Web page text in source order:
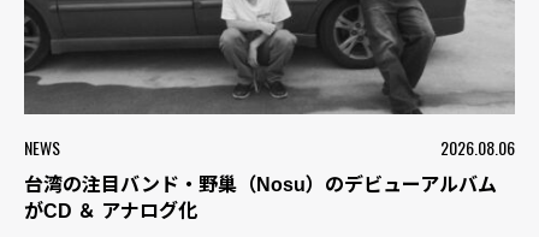
NEWS 2026.08.06
台湾の注目バンド・野巢（Nosu）のデビューアルバム
がCD ＆ アナログ化